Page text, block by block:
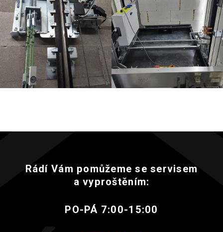
Rádí Vám pomůžeme se servisem
a vyproštěním:
PO-PÁ 7:00-15:00